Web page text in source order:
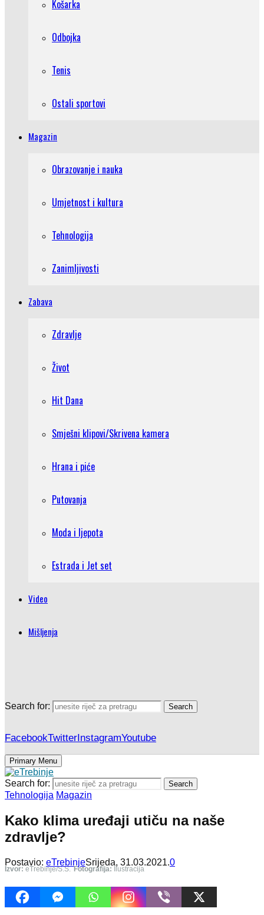
Košarka
Odbojka
Tenis
Ostali sportovi
Magazin
Obrazovanje i nauka
Umjetnost i kultura
Tehnologija
Zanimljivosti
Zabava
Zdravlje
Život
Hit Dana
Smješni klipovi/Skrivena kamera
Hrana i piće
Putovanja
Moda i ljepota
Estrada i Jet set
Video
Mišljenja
Search for: Search
FacebookTwitterInstagramYoutube
Primary Menu
Search for: Search
Tehnologija Magazin
Kako klima uređaji utiču na naše
zdravlje?
Postavio: eTrebinjeSrijeda, 31.03.2021.0
Izvor: eTrebinje/S.S. Fotografija: Ilustracija